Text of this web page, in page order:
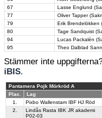
67
Lasse Englund
77
Oliver Tapper
79
Erik Brendelökken
80
Tage Sandquist
94
Lucas Packalén
95
Theo Dalblad
Stämmer inte
iBIS.
Pantamera Pojk Mörkröd A
Plac.
Lag
1. Pixbo Wallenstam IBF HJ Röd
2.
Lindås Rasta IBK JR akademi
P02-03